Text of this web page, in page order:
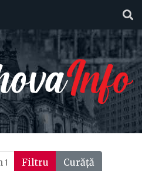
titlu.
Filtru Curăță